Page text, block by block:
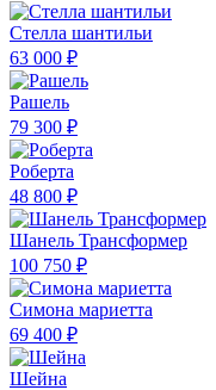
Стелла шантильи
63 000 ₽
Рашель
79 300 ₽
Роберта
48 800 ₽
Шанель Трансформер
100 750 ₽
Симона мариетта
69 400 ₽
Шейна